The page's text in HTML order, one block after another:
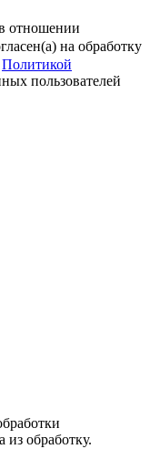
отношении
на обработку
Политикой
пользователей
обработку.